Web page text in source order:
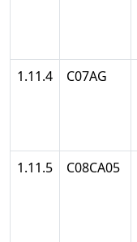
1.11.4 C07AG
1.11.5
С08СА05